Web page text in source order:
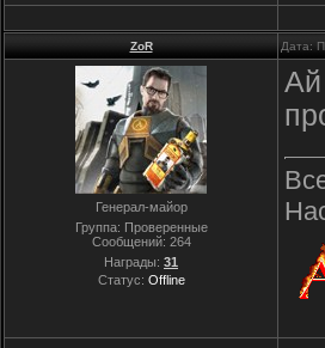
ZoR Дата:
Генерал-майор
Группа: Проверенные
Сообщений: 264
Награды: 31
Статус: Offline
Ай